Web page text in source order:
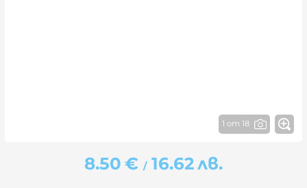
1 от 18
8.50 € / 16.62лв.